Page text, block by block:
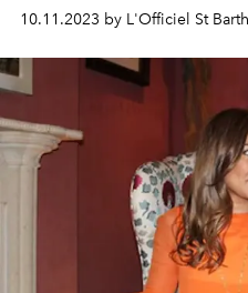
10.11.2023 by L'Officiel St Barth